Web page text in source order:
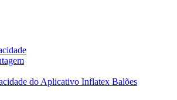
do Aplicativo Inflatex Balões